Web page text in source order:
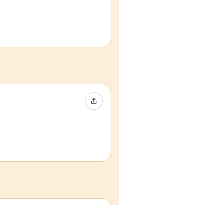
Event teilen